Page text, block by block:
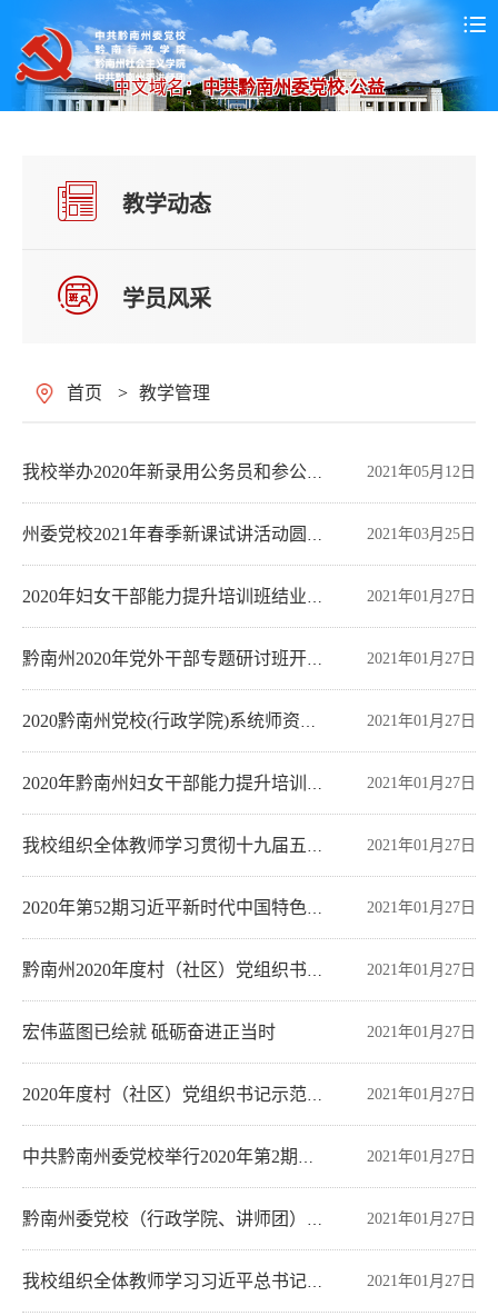
中文域名：中共黔南州委党校.公益
教学动态
学员风采
首页 > 教学管理
我校举办2020年新录用公务员和参公单位工作人员第2期初任培训班 2021年05月12日
州委党校2021年春季新课试讲活动圆满结束 2021年03月25日
2020年妇女干部能力提升培训班结业典礼在我校举行 2021年01月27日
黔南州2020年党外干部专题研讨班开班典礼在我校举行 2021年01月27日
2020黔南州党校(行政学院)系统师资班培训圆满结束 2021年01月27日
2020年黔南州妇女干部能力提升培训班开班典礼 2021年01月27日
我校组织全体教师学习贯彻十九届五中全会精神 2021年01月27日
2020年第52期习近平新时代中国特色社会主义思想中青年干部培训班结业典礼 2021年01月27日
黔南州2020年度村（社区）党组织书记示范培训班结业典礼 2021年01月27日
宏伟蓝图已绘就 砥砺奋进正当时 2021年01月27日
2020年度村（社区）党组织书记示范培训班开班典礼 2021年01月27日
中共黔南州委党校举行2020年第2期习近平新时代中国特色社会主义思想县处级领导干部进修班结业典礼 2021年01月27日
黔南州委党校（行政学院、讲师团）系统第三届精品课评选工作圆满结束 2021年01月27日
我校组织全体教师学习习近平总书记近期重要讲话精神 2021年01月27日